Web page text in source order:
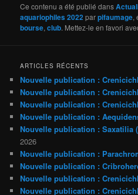
Ce contenu a été publié dans
aquariophiles 2022parpifaumage,
bourse,club. Mettez-le en favori
ARTICLES RÉCENTS
Nouvelle publication :
Nouvelle publication :
Nouvelle publication :
Nouvelle publication :
Nouvelle publication : Saxatilia
2026
Nouvelle publication :
Nouvelle publication :
Nouvelle publication :
Nouvelle publication :